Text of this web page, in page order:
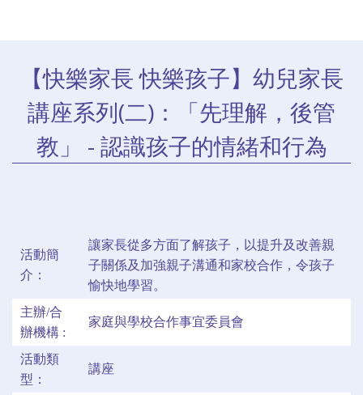
【快樂家長 快樂孩子】幼兒家長
講座系列(二)：「先理解，後管
教」 - 認識孩子的情緒和行為
活動簡
介：
讓家長從多方面了解孩子，以提升及改善親
子關係及加強親子溝通和家校合作，令孩子
愉快地學習。
主辦/合
辦機構 :
家庭與學校合作事宜委員會
活動類
型：
講座